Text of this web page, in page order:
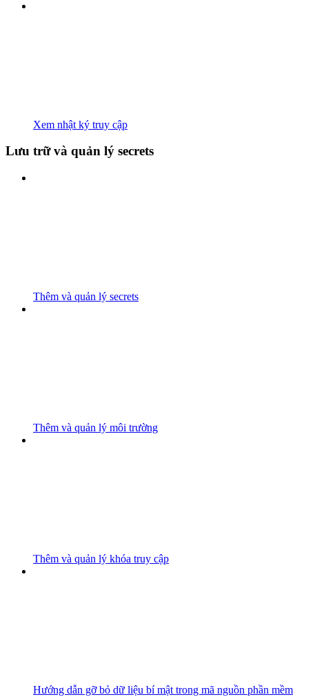
Xem nhật ký truy cập
Lưu trữ và quản lý secrets
Thêm và quản lý secrets
Thêm và quản lý môi trường
Thêm và quản lý khóa truy cập
Hướng dẫn gỡ bỏ dữ liệu bí mật trong mã nguồn phần mềm